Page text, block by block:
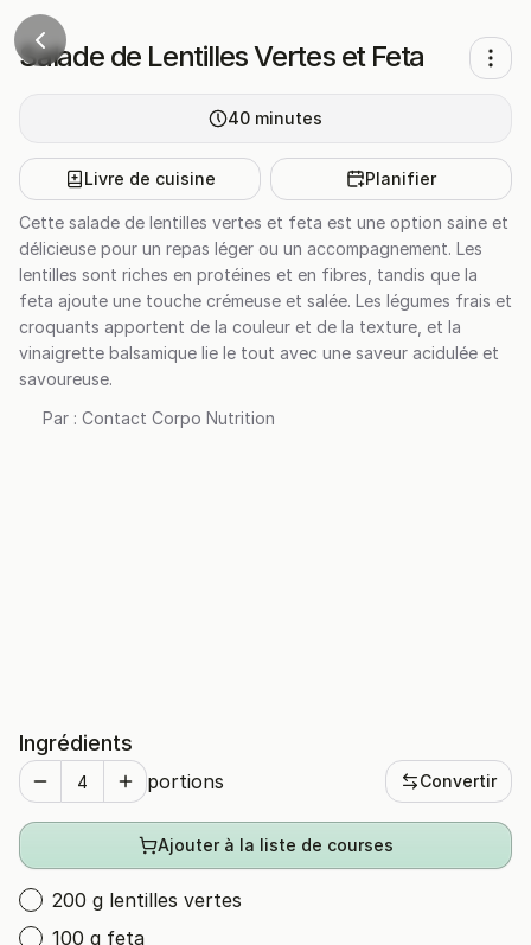
Salade de Lentilles Vertes et Feta
40 minutes
Livre de cuisine Planifier
Cette salade de lentilles vertes et feta est une option saine et
délicieuse pour un repas léger ou un accompagnement. Les
lentilles sont riches en protéines et en fibres, tandis que la
feta ajoute une touche crémeuse et salée. Les légumes frais et
croquants apportent de la couleur et de la texture, et la
vinaigrette balsamique lie le tout avec une saveur acidulée et
savoureuse.
Par : Contact Corpo Nutrition
Ingrédients
portions Convertir
Ajouter à la liste de courses
200 g lentilles vertes
100 g feta